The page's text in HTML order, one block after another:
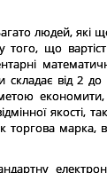
людей, які
того, що
від 2 до
якості,
торгова марка,